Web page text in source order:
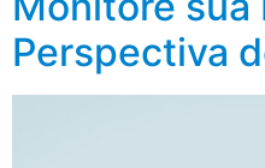
Perspectiva